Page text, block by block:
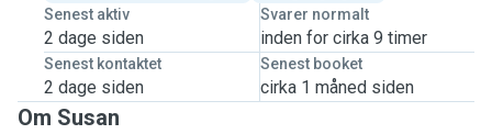
Senest aktiv
2 dage siden
Svarer normalt
inden for cirka 9 timer
Senest kontaktet
2 dage siden
Senest booket
cirka 1 måned siden
Om Susan